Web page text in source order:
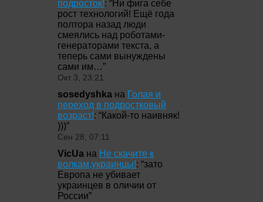
подросток!: “Ни фига себе
рост технологий! Ещё года
полтора назад люди
смеялись над роботами-
генераторами текста, а
теперь сами вынуждены
сами им…”
Окт 3, 23:21
sosedyshka на Голая и
переход в подростковый
возраст!: “Какой-то наивняк!
)))”
Сен 28, 07:11
VicUa на Не скачите к
волкам,украинцы!: “зато
Европа не убивает
украинцев в оличии от
России”